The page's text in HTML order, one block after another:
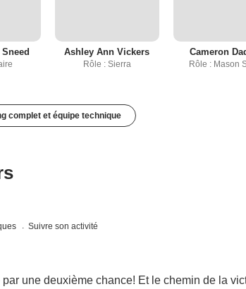
Ashley Ann Vickers
Rôle : Sierra
Cameron
Rôle : Mason
complet et équipe technique
Suivre son activité
une deuxième chance! Et le chemin de la